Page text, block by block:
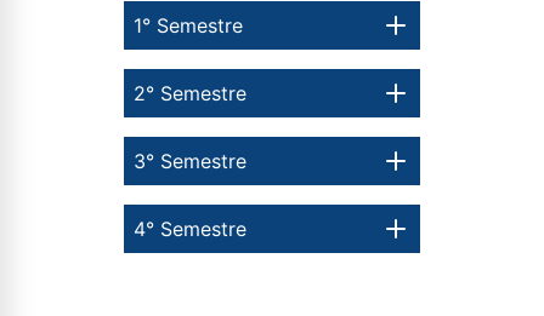
1° Semestre
4° Semestre
3° Semestre
2° Semestre